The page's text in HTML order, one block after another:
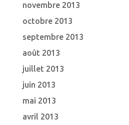
novembre 2013
octobre 2013
septembre 2013
août 2013
juillet 2013
juin 2013
mai 2013
avril 2013